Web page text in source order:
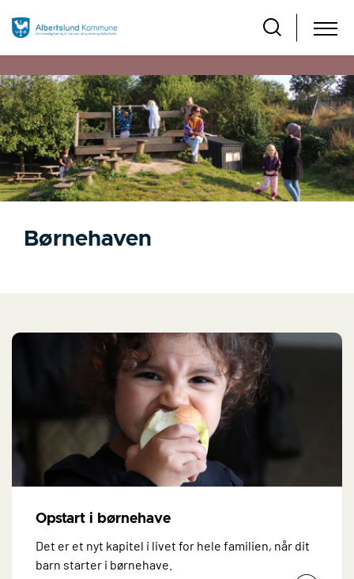
Børnehaven
Opstart i børnehave
Det er et nyt kapitel i livet for hele familien, når dit
barn starter i børnehave.